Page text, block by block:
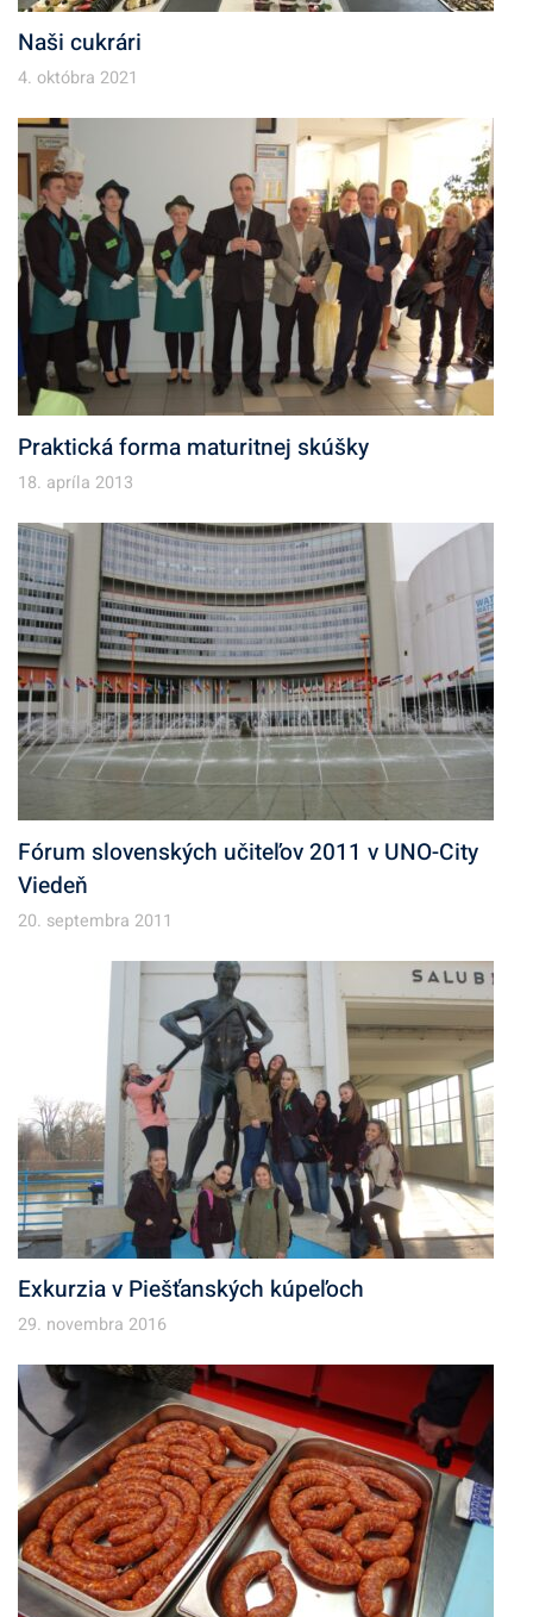
Naši cukrári
4. októbra 2021
Praktická forma maturitnej skúšky
18. apríla 2013
Fórum slovenských učiteľov 2011 v UNO-City
Viedeň
20. septembra 2011
Exkurzia v Piešťanských kúpeľoch
29. novembra 2016